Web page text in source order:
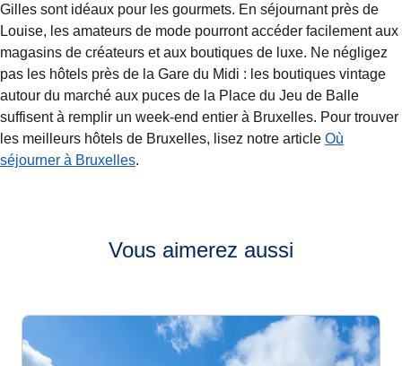
Gilles sont idéaux pour les gourmets. En séjournant près de
Louise, les amateurs de mode pourront accéder facilement aux
magasins de créateurs et aux boutiques de luxe. Ne négligez
pas les hôtels près de la Gare du Midi : les boutiques vintage
autour du marché aux puces de la Place du Jeu de Balle
suffisent à remplir un week-end entier à Bruxelles. Pour trouver
les meilleurs hôtels de Bruxelles, lisez notre article Où
séjourner à Bruxelles.
Vous aimerez aussi